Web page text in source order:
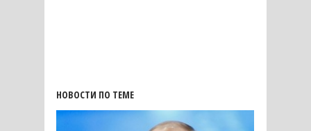
НОВОСТИ ПО ТЕМЕ